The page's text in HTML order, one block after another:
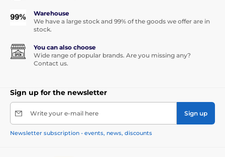
Warehouse
We have a large stock and 99% of the goods we offer are in
stock.
You can also choose
Wide range of popular brands. Are you missing any?
Contact us.
Sign up for the newsletter
Write your e-mail here Sign up
Newsletter subscription - events, news, discounts